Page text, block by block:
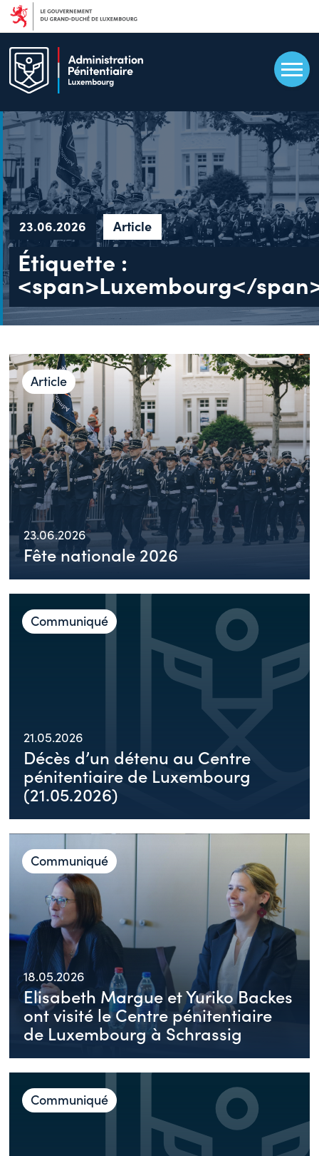
23.06.2026 Article
Étiquette :
<span>Luxembourg</
Article
23.06.2026
Fête nationale 2026
Communiqué
21.05.2026
Décès d’un détenu au Centre
pénitentiaire de Luxembourg
(21.05.2026)
Communiqué
18.05.2026
Elisabeth Margue et Yuriko Backes
ont visité le Centre pénitentiaire
de Luxembourg à Schrassig
Communiqué